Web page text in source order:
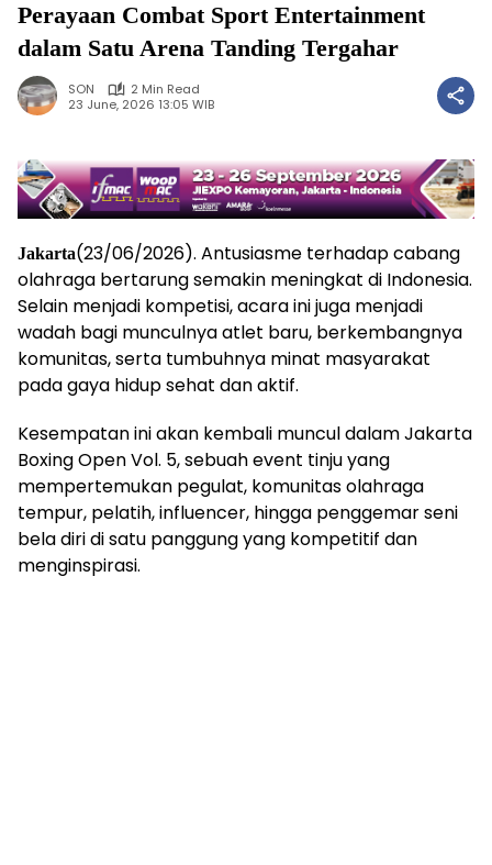
Perayaan Combat Sport Entertainment
dalam Satu Arena Tanding Tergahar
SON
2 Min Read
23 June, 2026 13:05 WIB
Jakarta(23/06/2026). Antusiasme terhadap cabang
olahraga bertarung semakin meningkat di Indonesia.
Selain menjadi kompetisi, acara ini juga menjadi
wadah bagi munculnya atlet baru, berkembangnya
komunitas, serta tumbuhnya minat masyarakat
pada gaya hidup sehat dan aktif.
Kesempatan ini akan kembali muncul dalam Jakarta
Boxing Open Vol. 5, sebuah event tinju yang
mempertemukan pegulat, komunitas olahraga
tempur, pelatih, influencer, hingga penggemar seni
bela diri di satu panggung yang kompetitif dan
menginspirasi.